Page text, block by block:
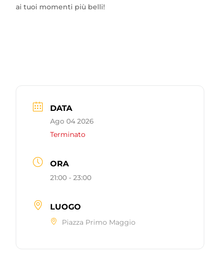
ai tuoi momenti più belli!
DATA
Ago 04 2026
Terminato
ORA
21:00 - 23:00
LUOGO
Piazza Primo Maggio